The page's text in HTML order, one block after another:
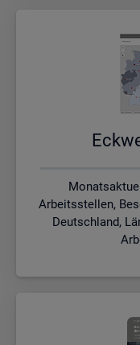
Arbeitsstellen,
Deutschland,